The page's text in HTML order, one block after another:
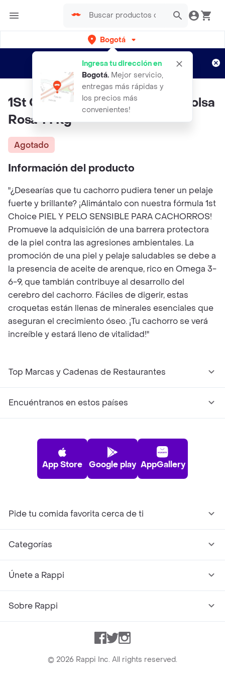
Bogotá
Ingresa tu dirección en
Bogotá. Mejor servicio,
entregas más rápidas y
los precios más
convenientes!
envíos gratis por semanas
Aplican TyC
1St Choice Puppy Skin&Coat Bolsa
Rosa 14 Kg
Agotado
Información del producto
"¿Desearías que tu cachorro pudiera tener un pelaje
fuerte y brillante? ¡Alimántalo con nuestra fórmula 1st
Choice PIEL Y PELO SENSIBLE PARA CACHORROS!
Promueve la adquisición de una barrera protectora
de la piel contra las agresiones ambientales. La
promoción de una piel y pelaje saludables se debe a
la presencia de aceite de arenque, rico en Omega 3-
6-9, que tambián contribuye al desarrollo del
cerebro del cachorro. Fáciles de digerir, estas
croquetas están llenas de minerales esenciales que
aseguran el crecimiento óseo. ¡Tu cachorro se verá
increíble y estará lleno de vitalidad!"
Top Marcas y Cadenas de Restaurantes
Encuéntranos en estos países
App Store Google play AppGallery
Pide tu comida favorita cerca de ti
Categorías
Únete a Rappi
Sobre Rappi
Facebook
TwitterInstagram
© 2026 Rappi Inc. All rights reserved.